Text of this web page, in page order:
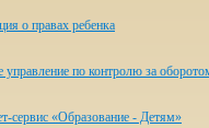
о правах ребенка
управление по контролю за
сер­вис «Об­ра­зо­ва­ние - Де­тям»